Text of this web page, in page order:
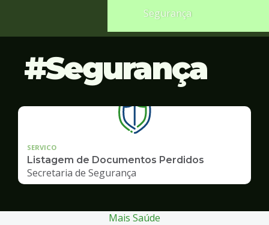
Segurança
Segurança
SERVICO
Listagem de Documentos Perdidos
Secretaria de Segurança
Mais Saúde